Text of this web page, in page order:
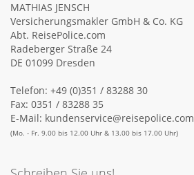
MATHIAS JENSCH
Versicherungsmakler GmbH & Co. KG
Abt. ReisePolice.com
Radeberger Straße 24
DE 01099 Dresden
Telefon: +49 (0)351 / 83288 30
Fax: 0351 / 83288 35
E-Mail: kundenservice@reisepolice.com
(Mo. - Fr. 9.00 bis 12.00 Uhr & 13.00 bis 17.00 Uhr)